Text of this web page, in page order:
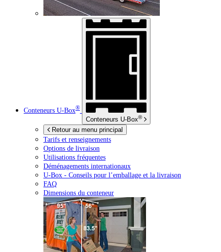
Conteneurs U-Box®
Conteneurs U-Box®
Retour au menu principal
Tarifs et renseignements
Options de livraison
Utilisations fréquentes
Déménagements internationaux
U-Box - Conseils pour l’emballage et la livraison
FAQ
Dimensions du conteneur